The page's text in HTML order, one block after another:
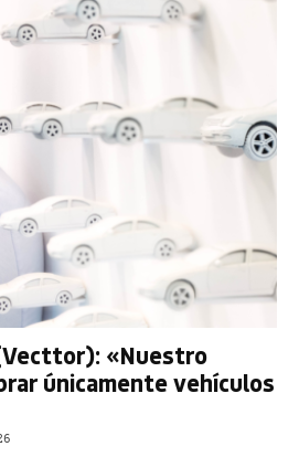
«Nuestro
únicamente vehículos